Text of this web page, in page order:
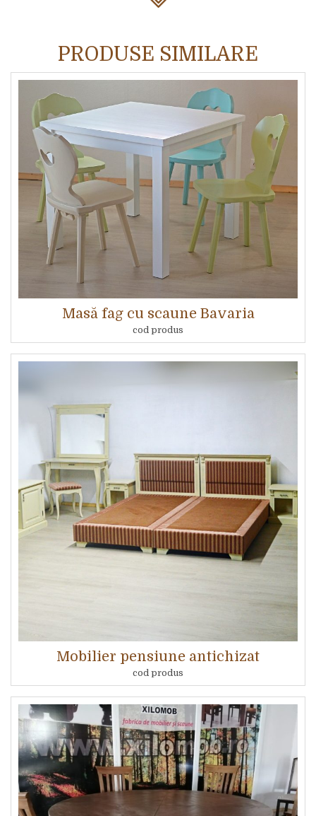
PRODUSE SIMILARE
Masă fag cu scaune Bavaria
cod produs
Mobilier pensiune antichizat
cod produs